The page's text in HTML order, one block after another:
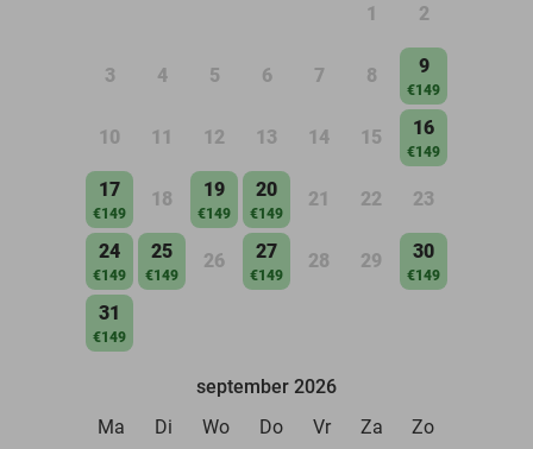
1 2
3 4 5 6 7 8 9
€149
10 11 12 13 14 15 16
€149
17
€149
18 19
€149
20
€149
21 22 23
24
€149
25
€149
26 27
€149
28 29 30
€149
31
€149
september 2026
Ma
Di Wo Do Vr Za Zo